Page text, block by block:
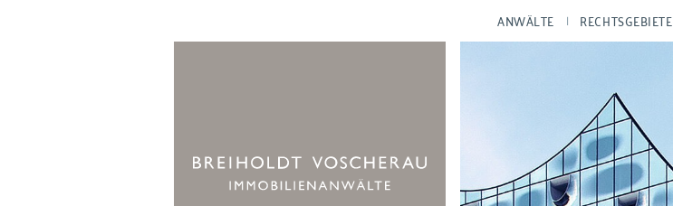
ANWÄLTE RECHTSGEBIETE